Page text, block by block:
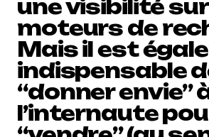
une visibilité
moteurs de
Mais il est
indispensable
“donner envie”
l’internaute